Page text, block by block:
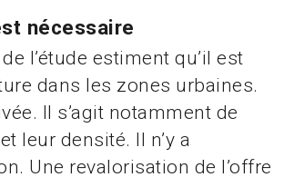
nécessaire
l’étude estiment qu’il est
dans les zones urbaines.
Il s’agit notamment de
leur densité. Il n’y a
Une revalorisation de l’offre